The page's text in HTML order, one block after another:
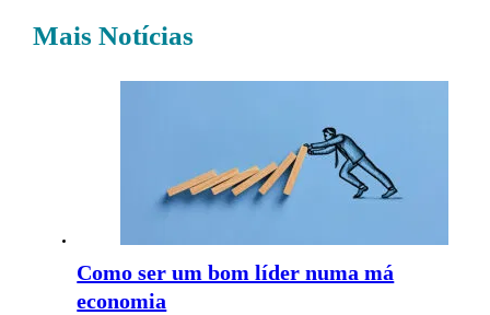
Mais Notícias
Como ser um bom líder numa má
economia